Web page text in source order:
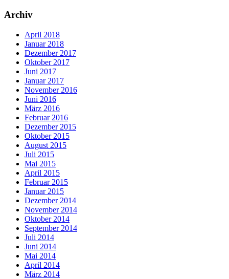
Archiv
April 2018
Januar 2018
Dezember 2017
Oktober 2017
Juni 2017
Januar 2017
November 2016
Juni 2016
März 2016
Februar 2016
Dezember 2015
Oktober 2015
August 2015
Juli 2015
Mai 2015
April 2015
Februar 2015
Januar 2015
Dezember 2014
November 2014
Oktober 2014
September 2014
Juli 2014
Juni 2014
Mai 2014
April 2014
März 2014